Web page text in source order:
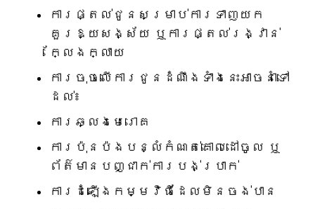
ការផ្តល់ជូនសម្រាប់ការទាញយក
គួរឱ្យសង្ស័យ ឬការផ្តល់រង្វាន់
ក្លែងក្លាយ
ការចុចលើការជូនដំណឹងទាំងនេះអាចនាំទៅ
ដល់៖
ការឆ្លងមេរោគ
ការប៉ុនប៉ងបន្លំកំណត់គោលដៅចូល ឬ
ព័ត៌មានបញ្ជាក់ការបង់ប្រាក់
ការដំឡើងកម្មវិធីដែលមិនចង់បាន